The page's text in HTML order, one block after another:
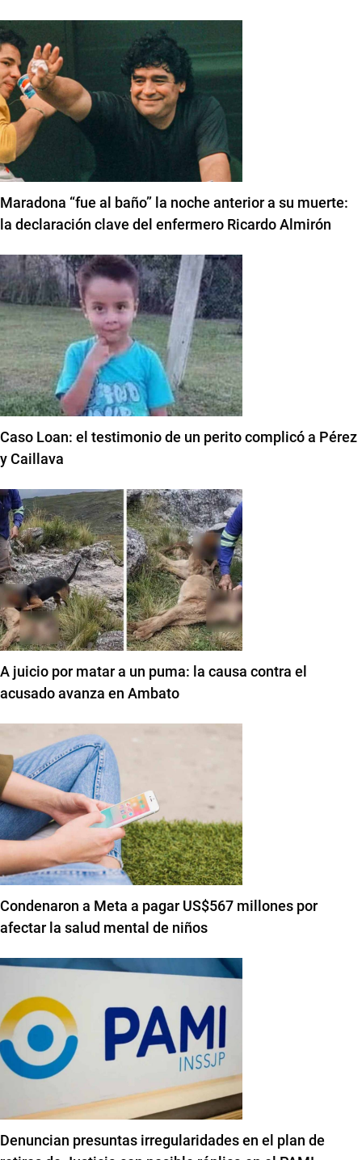
Maradona “fue al baño” la noche anterior a su muerte:
la declaración clave del enfermero Ricardo Almirón
Caso Loan: el testimonio de un perito complicó a Pérez
y Caillava
A juicio por matar a un puma: la causa contra el
acusado avanza en Ambato
Condenaron a Meta a pagar US$567 millones por
afectar la salud mental de niños
Denuncian presuntas irregularidades en el plan de